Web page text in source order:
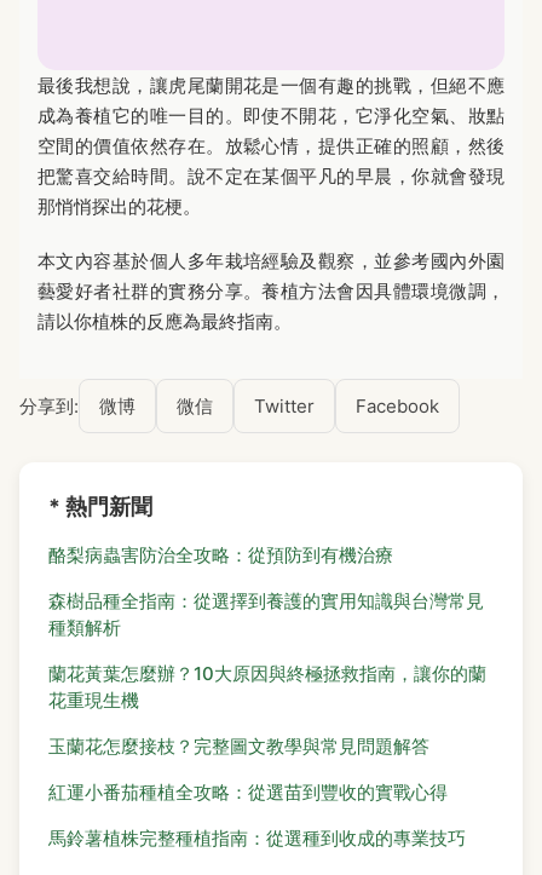
最後我想說，讓虎尾蘭開花是一個有趣的挑戰，但絕不應
成為養植它的唯一目的。即使不開花，它淨化空氣、妝點
空間的價值依然存在。放鬆心情，提供正確的照顧，然後
把驚喜交給時間。說不定在某個平凡的早晨，你就會發現
那悄悄探出的花梗。
本文內容基於個人多年栽培經驗及觀察，並參考國內外園
藝愛好者社群的實務分享。養植方法會因具體環境微調，
請以你植株的反應為最終指南。
分享到: 微博 微信 Twitter Facebook
* 熱門新聞
酪梨病蟲害防治全攻略：從預防到有機治療
森樹品種全指南：從選擇到養護的實用知識與台灣常見
種類解析
蘭花黃葉怎麼辦？10大原因與終極拯救指南，讓你的蘭
花重現生機
玉蘭花怎麼接枝？完整圖文教學與常見問題解答
紅運小番茄種植全攻略：從選苗到豐收的實戰心得
馬鈴薯植株完整種植指南：從選種到收成的專業技巧